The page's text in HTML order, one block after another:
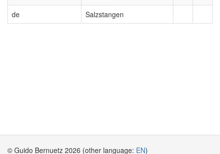
de
Salzstangen
© Guido Bernuetz 2026 (other language: EN)